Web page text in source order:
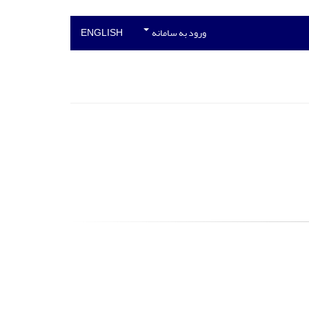
ورود به سامانه ENGLISH